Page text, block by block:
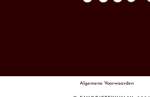
Algemene Voorwaarden